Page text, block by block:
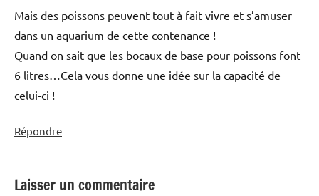
Mais des poissons peuvent tout à fait vivre et s’amuser
dans un aquarium de cette contenance !
Quand on sait que les bocaux de base pour poissons font
6 litres…Cela vous donne une idée sur la capacité de
celui-ci !
Répondre
Laisser un commentaire